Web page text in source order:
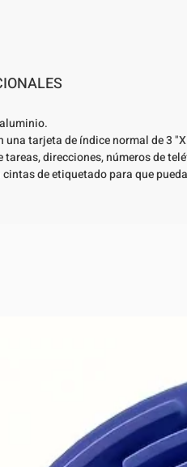
una tarjeta de índice normal de 3
direcciones, números de
de etiquetado para que